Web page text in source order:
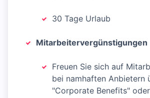
30 Tage Urlaub
Mitarbeitervergünstigungen
Freuen Sie sich auf
bei namhaften Anbietern
"Corporate Benefits"